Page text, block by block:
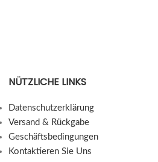
NÜTZLICHE LINKS
Datenschutzerklärung
Versand & Rückgabe
Geschäftsbedingungen
Kontaktieren Sie Uns